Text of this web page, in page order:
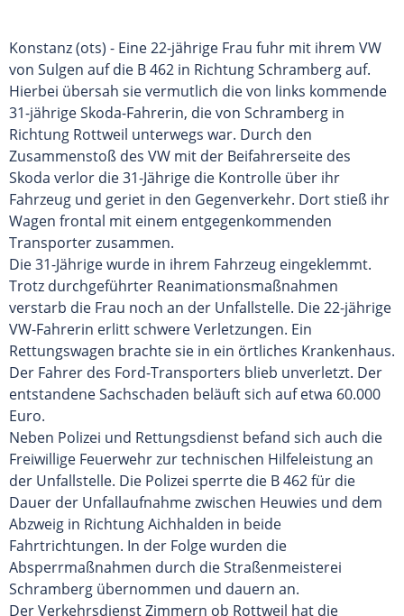
Konstanz (ots) - Eine 22-jährige Frau fuhr mit ihrem VW
von Sulgen auf die B 462 in Richtung Schramberg auf.
Hierbei übersah sie vermutlich die von links kommende
31-jährige Skoda-Fahrerin, die von Schramberg in
Richtung Rottweil unterwegs war. Durch den
Zusammenstoß des VW mit der Beifahrerseite des
Skoda verlor die 31-Jährige die Kontrolle über ihr
Fahrzeug und geriet in den Gegenverkehr. Dort stieß ihr
Wagen frontal mit einem entgegenkommenden
Transporter zusammen.
Die 31-Jährige wurde in ihrem Fahrzeug eingeklemmt.
Trotz durchgeführter Reanimationsmaßnahmen
verstarb die Frau noch an der Unfallstelle. Die 22-jährige
VW-Fahrerin erlitt schwere Verletzungen. Ein
Rettungswagen brachte sie in ein örtliches Krankenhaus.
Der Fahrer des Ford-Transporters blieb unverletzt. Der
entstandene Sachschaden beläuft sich auf etwa 60.000
Euro.
Neben Polizei und Rettungsdienst befand sich auch die
Freiwillige Feuerwehr zur technischen Hilfeleistung an
der Unfallstelle. Die Polizei sperrte die B 462 für die
Dauer der Unfallaufnahme zwischen Heuwies und dem
Abzweig in Richtung Aichhalden in beide
Fahrtrichtungen. In der Folge wurden die
Absperrmaßnahmen durch die Straßenmeisterei
Schramberg übernommen und dauern an.
Der Verkehrsdienst Zimmern ob Rottweil hat die